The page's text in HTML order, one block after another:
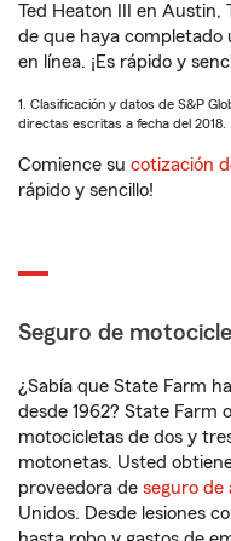
Ted Heaton III en Austin,
de que haya completado
en línea. ¡Es rápido y
1. Clasificación y datos de S&P
directas escritas a fecha del 2018.
Comience su cotización
rápido y sencillo!
Seguro de
¿Sabía que State Farm
desde 1962? State Farm
motocicletas de dos y
motonetas. Usted
proveedora de seguro de
Unidos. Desde lesiones